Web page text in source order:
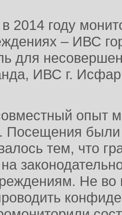
2014 году
– ИВС
для
ИВС г.
опыт
были
тем, что
Не во